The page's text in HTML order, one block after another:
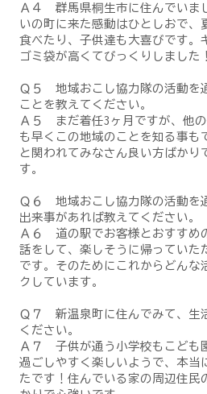
Ａ４ 群馬県桐生市に住んでいま
いの町に来た感動はひとしおで、
食べたり、子供達も大喜びです。
ゴミ袋が高くてびっくりしました！
Ｑ５ 地域おこし協力隊の活動を
ことを教えてください。
Ａ５ まだ着任3ヶ月ですが、他
も早くこの地域のことを知る事も
と関われてみなさん良い方ばかり
す。
Ｑ６ 地域おこし協力隊の活動を
出来事があれば教えてください。
Ａ６ 道の駅でお客様とおすすめ
話をして、楽しそうに帰っていた
です。そのためにこれからどんな
クしています。
Ｑ７ 新温泉町に住んでみて、生
ください。
Ａ７ 子供が通う小学校もこども
過ごしやすく楽しいようで、本当
たです！住んでいる家の周辺住民